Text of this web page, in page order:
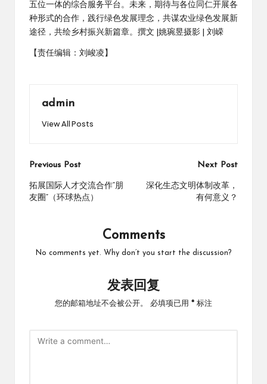
五位一体的综合服务平台。未来，期待与各位同仁开展各
种形式的合作，践行绿色发展理念，共谋农业绿色发展新
途径，共绘乡村振兴新篇章。撰文 |姚琬昱摄影 | 刘嵘
【责任编辑：刘峻凌】
admin
View All Posts
Post
navigation
Previous Post
拓展国际人才交流合作“朋
友圈”（环球热点）
Next Post
深化生态文明体制改革，
有何意义？
Comments
No comments yet. Why don’t you start the discussion?
发表回复
您的邮箱地址不会被公开。 必填项已用 * 标注